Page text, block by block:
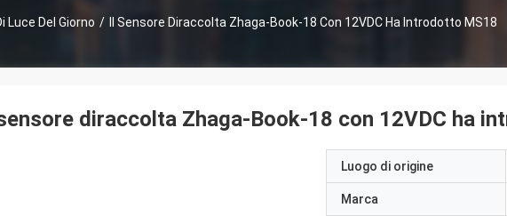
Luce Del Giorno / Il Sensore Diraccolta Zhaga-Book-18 Con 12VDC Ha Introdotto MS18
diraccolta Zhaga-Book-18 con 12VDC ha
Luogo di origine
Marca